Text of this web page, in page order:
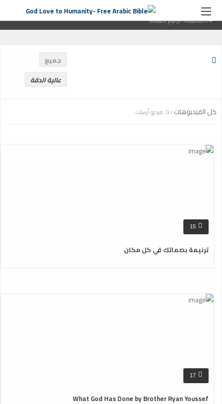
الصفحة الرئيسية ترانيم كنيسة التصنيف:ترانيم كنيسةصفحة
64التصنيف:
ترانيم كنيسة
جميع
عالية الدقة
كل الفيديوهات : 0 فيديو أرسلت
15
ترنيمة بصماتك في كل مكان
17
What God Has Done by Brother Ryan Youssef